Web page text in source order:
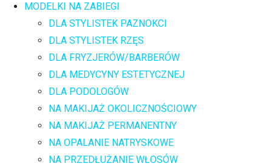
MODELKI NA ZABIEGI
DLA STYLISTEK PAZNOKCI
DLA STYLISTEK RZĘS
DLA FRYZJERÓW/BARBERÓW
DLA MEDYCYNY ESTETYCZNEJ
DLA PODOLOGÓW
NA MAKIJAŻ OKOLICZNOŚCIOWY
NA MAKIJAŻ PERMANENTNY
NA OPALANIE NATRYSKOWE
NA PRZEDŁUŻANIE WŁOSÓW